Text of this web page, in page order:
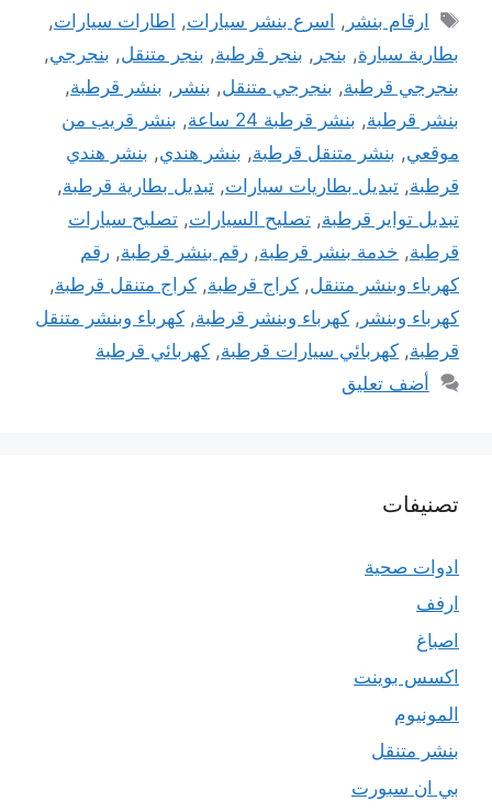
الوسوم
ارقام بنشر , اسرع بنشر سيارات, اطارات سيارات,
بطارية سيارة, بنجر , بنجر قرطبة, بنجر متنقل, بنجرجي,
بنجرجي قرطبة, بنجرجي متنقل, بنشر , بنشر قرطبة,
بنشر قرطبة, بنشر قرطبة 24 ساعة , بنشر قريب من
موقعي, بنشر متنقل قرطبة, بنشر هندي, بنشر هندي
قرطبة, تبديل بطاريات سيارات, تبديل بطارية قرطبة,
تبديل تواير قرطبة, تصليح السيارات, تصليح سيارات
قرطبة, خدمة بنشر قرطبة, رقم بنشر قرطبة, رقم
كهرباء وبنشر متنقل, كراج قرطبة, كراج متنقل قرطبة,
كهرباء وبنشر , كهرباء وبنشر قرطبة, كهرباء وبنشر متنقل
قرطبة, كهربائي سيارات قرطبة, كهربائي قرطبة
أضف تعليق
تصنيفات
ادوات صحية
ارفف
اصباغ
اكسس بوينت
المونيوم
بنشر متنقل
بي ان سبورت